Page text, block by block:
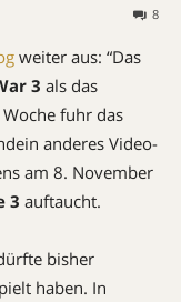
8
weiter aus: “Das
3 als das
fuhr das
anderes Video-
am 8. November
3 auftaucht.
bisher
haben. In